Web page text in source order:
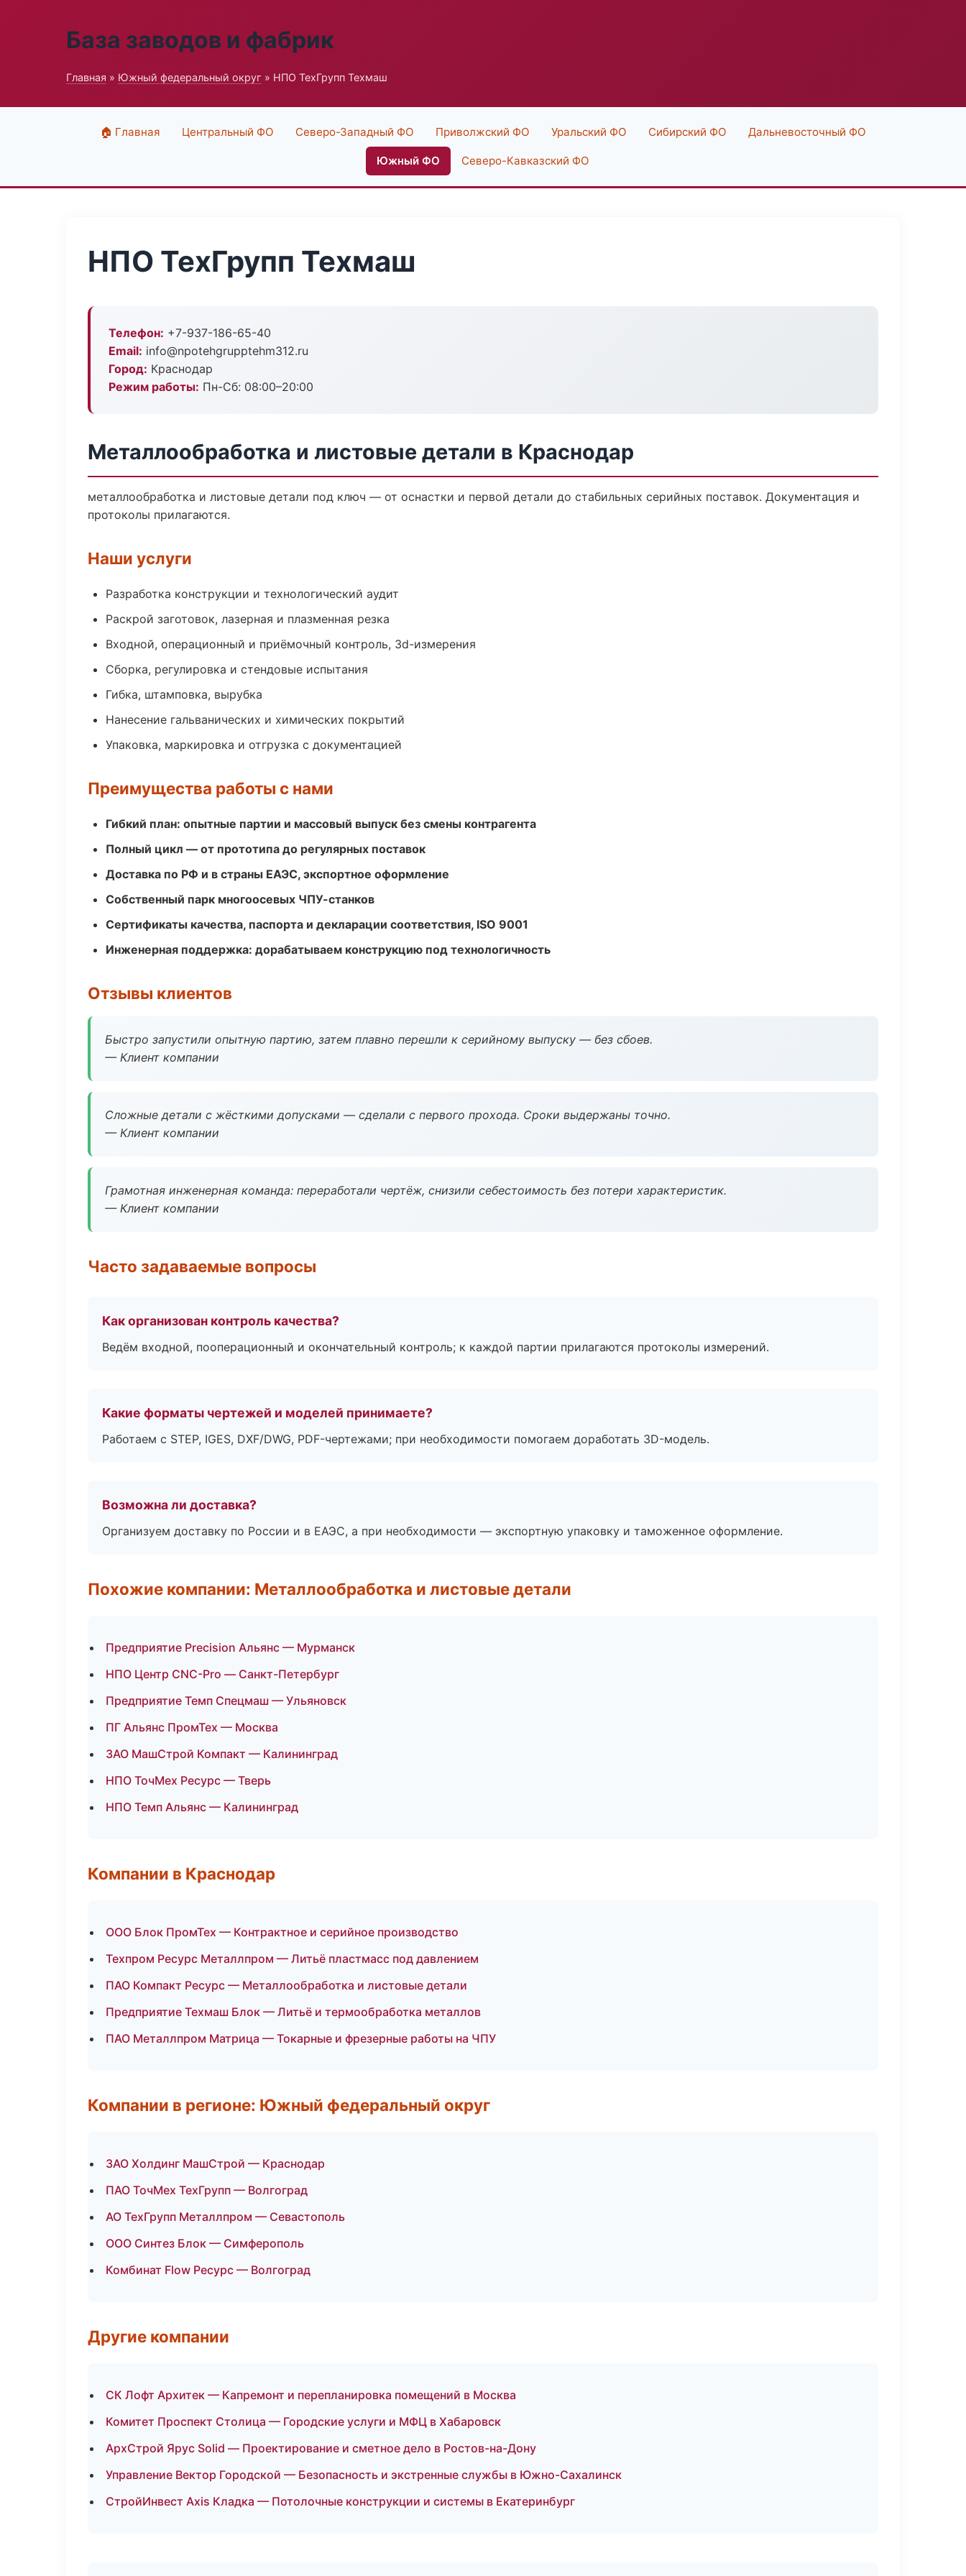
База заводов и фабрик
Главная » Южный федеральный округ » НПО ТехГрупп Техмаш
🏠 Главная Центральный ФО Северо-Западный ФО Приволжский ФО Уральский ФО Сибирский ФО Дальневосточный ФО
Южный ФО Северо-Кавказский ФО
НПО ТехГрупп Техмаш
Телефон: +7-937-186-65-40
Email: info@npotehgrupptehm312.ru
Город: Краснодар
Режим работы: Пн-Сб: 08:00–20:00
Металлообработка и листовые детали в Краснодар
металлообработка и листовые детали под ключ — от оснастки и первой детали до стабильных серийных поставок. Документация и
протоколы прилагаются.
Наши услуги
Разработка конструкции и технологический аудит
Раскрой заготовок, лазерная и плазменная резка
Входной, операционный и приёмочный контроль, 3d-измерения
Сборка, регулировка и стендовые испытания
Гибка, штамповка, вырубка
Нанесение гальванических и химических покрытий
Упаковка, маркировка и отгрузка с документацией
Преимущества работы с нами
Гибкий план: опытные партии и массовый выпуск без смены контрагента
Полный цикл — от прототипа до регулярных поставок
Доставка по РФ и в страны ЕАЭС, экспортное оформление
Собственный парк многоосевых ЧПУ-станков
Сертификаты качества, паспорта и декларации соответствия, ISO 9001
Инженерная поддержка: дорабатываем конструкцию под технологичность
Отзывы клиентов
Быстро запустили опытную партию, затем плавно перешли к серийному выпуску — без сбоев.
— Клиент компании
Сложные детали с жёсткими допусками — сделали с первого прохода. Сроки выдержаны точно.
— Клиент компании
Грамотная инженерная команда: переработали чертёж, снизили себестоимость без потери характеристик.
— Клиент компании
Часто задаваемые вопросы
Как организован контроль качества?
Ведём входной, пооперационный и окончательный контроль; к каждой партии прилагаются протоколы измерений.
Какие форматы чертежей и моделей принимаете?
Работаем с STEP, IGES, DXF/DWG, PDF-чертежами; при необходимости помогаем доработать 3D-модель.
Возможна ли доставка?
Организуем доставку по России и в ЕАЭС, а при необходимости — экспортную упаковку и таможенное оформление.
Похожие компании: Металлообработка и листовые детали
Предприятие Precision Альянс — Мурманск
НПО Центр CNC-Pro — Санкт-Петербург
Предприятие Темп Спецмаш — Ульяновск
ПГ Альянс ПромТех — Москва
ЗАО МашСтрой Компакт — Калининград
НПО ТочМех Ресурс — Тверь
НПО Темп Альянс — Калининград
Компании в Краснодар
ООО Блок ПромТех — Контрактное и серийное производство
Техпром Ресурс Металлпром — Литьё пластмасс под давлением
ПАО Компакт Ресурс — Металлообработка и листовые детали
Предприятие Техмаш Блок — Литьё и термообработка металлов
ПАО Металлпром Матрица — Токарные и фрезерные работы на ЧПУ
Компании в регионе: Южный федеральный округ
ЗАО Холдинг МашСтрой — Краснодар
ПАО ТочМех ТехГрупп — Волгоград
АО ТехГрупп Металлпром — Севастополь
ООО Синтез Блок — Симферополь
Комбинат Flow Ресурс — Волгоград
Другие компании
СК Лофт Архитек — Капремонт и перепланировка помещений в Москва
Комитет Проспект Столица — Городские услуги и МФЦ в Хабаровск
АрхСтрой Ярус Solid — Проектирование и сметное дело в Ростов-на-Дону
Управление Вектор Городской — Безопасность и экстренные службы в Южно-Сахалинск
СтройИнвест Axis Кладка — Потолочные конструкции и системы в Екатеринбург